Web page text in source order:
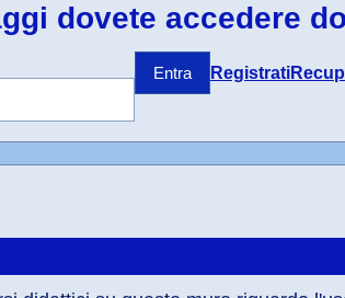
dovete accedere
Entra Registrati